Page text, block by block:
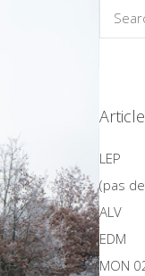
LEP
(pas
ALV
EDM
MON